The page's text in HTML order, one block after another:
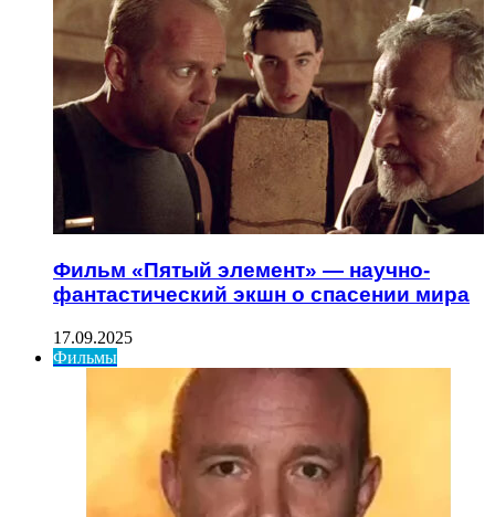
Фильм «Пятый элемент» — научно-
фантастический экшн о спасении мира
17.09.2025
Фильмы